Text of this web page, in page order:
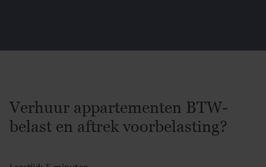
Verhuur appartementen BTW-
belast en aftrek voorbelasting?